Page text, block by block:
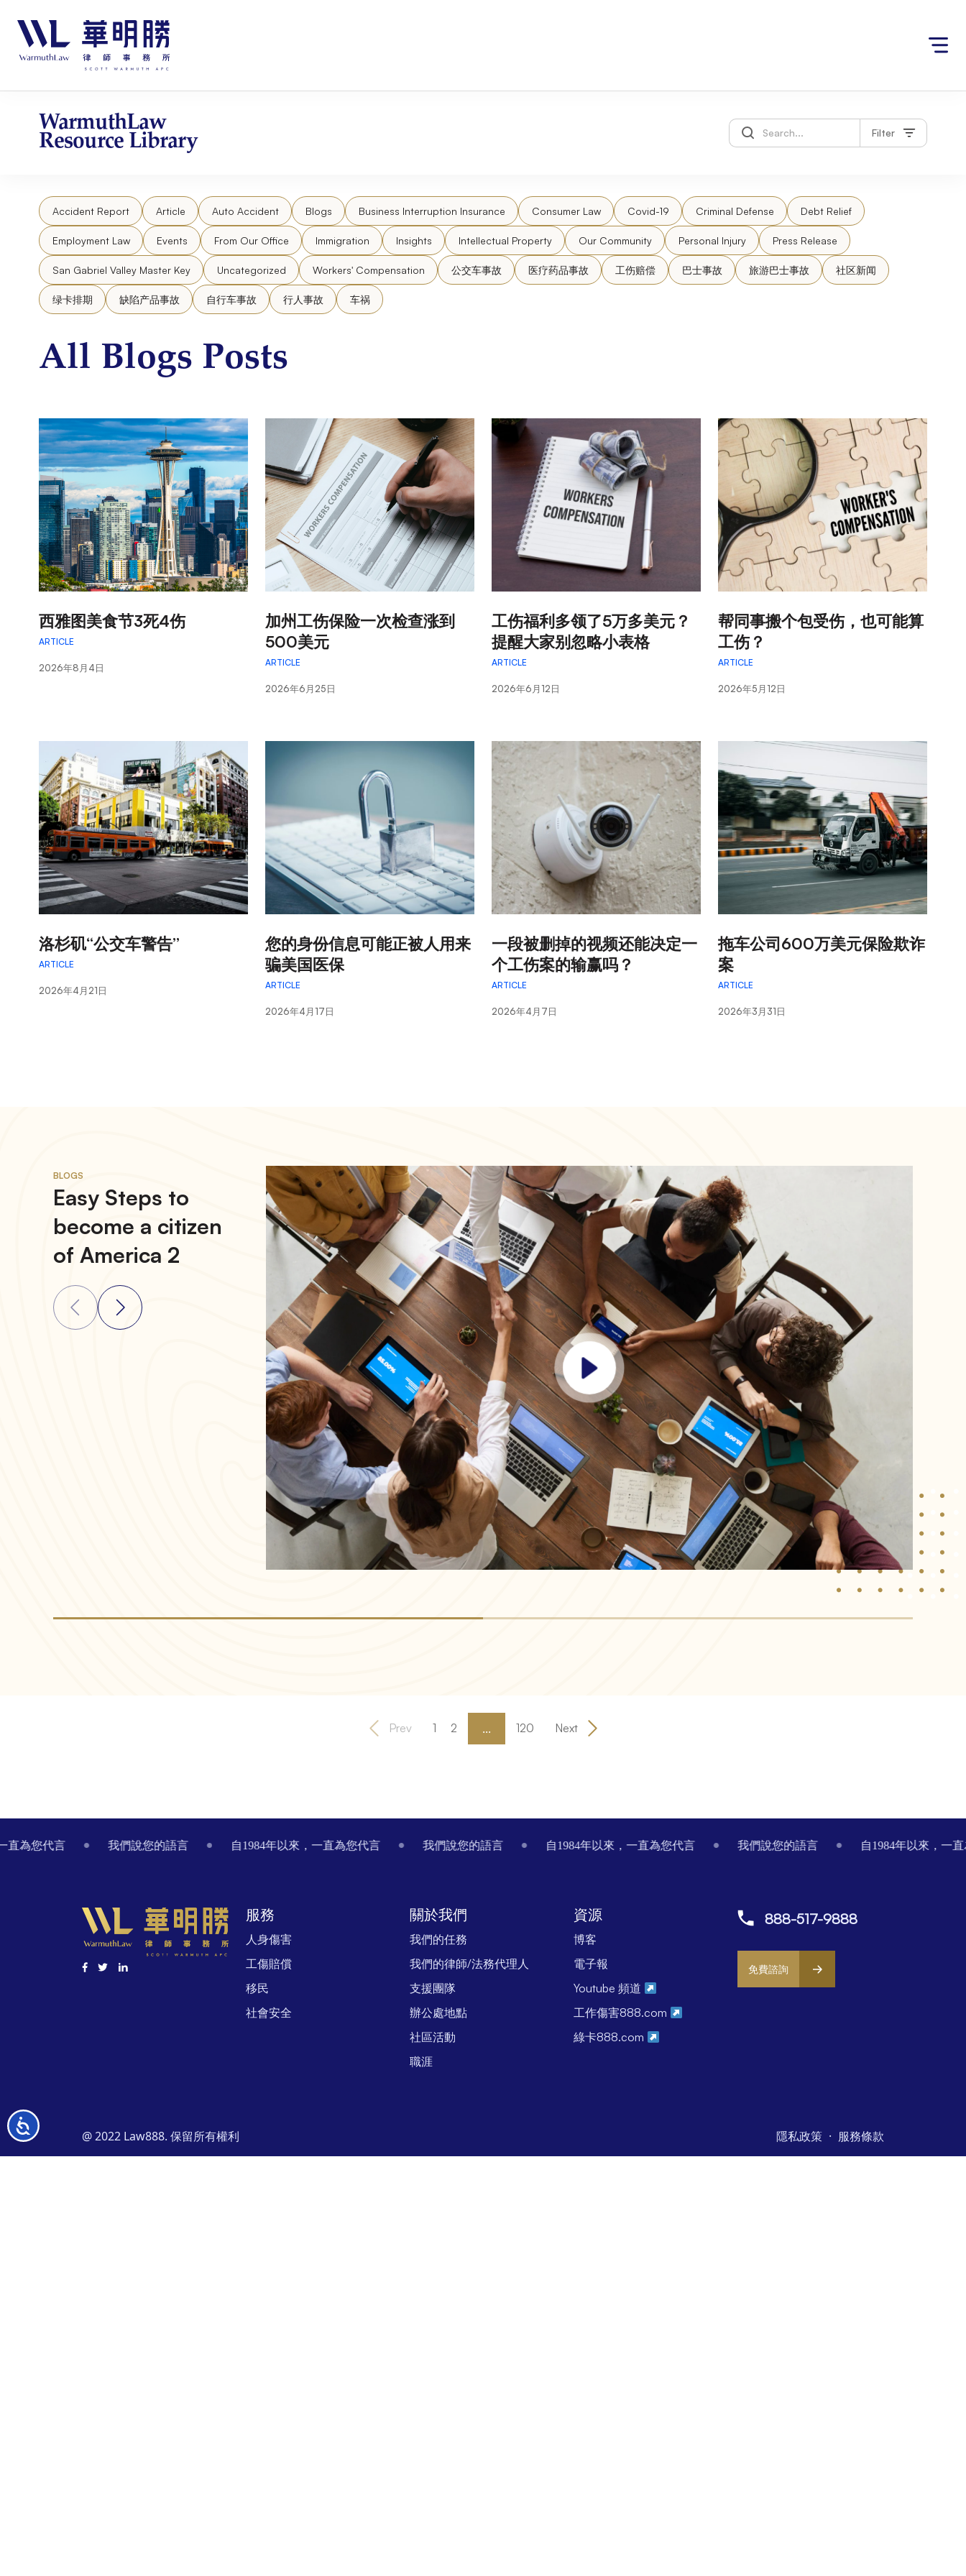
站
Control-
Control-
无
障
content
WarmuthLaw
Resource Library
Filter
Accident Report Article Auto Accident Blogs Business Interruption Insurance Consumer Law Covid-19 Criminal Defense Debt Relief
Employment Law Events From Our Office Immigration Insights Intellectual Property Our Community Personal Injury Press Release
San Gabriel Valley Master Key Uncategorized Workers' Compensation 公交车事故 医疗药品事故 工伤赔偿 巴士事故 旅游巴士事故 社区新闻
绿卡排期 缺陷产品事故 自行车事故 行人事故 车祸
All Blogs Posts
ARTICLE
:西雅图美食节3死4伤
2026年8月4日 ARTICLE
:加州工伤保险一次检查涨到
500美元
2026年6月25日
ARTICLE
:工伤福利多领了5万多美元？
提醒大家别忽略小表格
2026年6月12日
ARTICLE
:帮同事搬个包受伤，也可能算
工伤？
2026年5月12日
ARTICLE
:洛杉矶“公交车警告”
2026年4月21日 ARTICLE
:您的身份信息可能正被人用来
骗美国医保
2026年4月17日
ARTICLE
:一段被删掉的视频还能决定一
个工伤案的输赢吗？
2026年4月7日
ARTICLE
:拖车公司600万美元保险欺诈
案
2026年3月31日
Blogs Video Slider
BLOGS
Easy Steps to
become a citizen
of America 2
Easy Steps to
become a citizen
of America
Prev 1 2 ... 120 Next
Footer
直為您代言 我們說您的語言 自1984年以來，一直為您代言 我們說您的語言 自1984年以來，一直為您代言 我們說您的語言 自1984年以來，一
服務
人身傷害
工傷賠償
移民
社會安全
關於我們
我們的任務
我們的律師/法務代理人
支援團隊
辦公處地點
社區活動
職涯
資源
博客
電子報
Youtube 頻道
工作傷害888.com
綠卡888.com
888-517-9888
免費諮詢
@ 2022 Law888. 保留所有權利 隱私政策 · 服務條款